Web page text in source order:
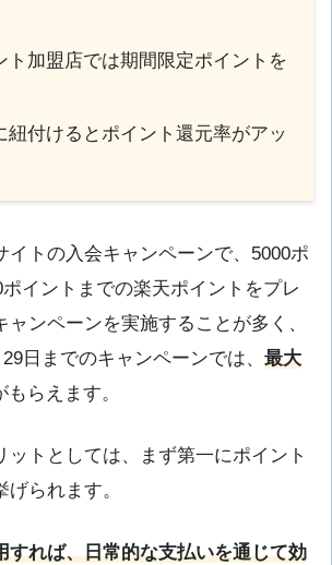
ト加盟店では期間限定ポイントを
紐付けるとポイント還元率がアッ
イトの入会キャンペーンで、5000ポ
イントまでの楽天ポイントをプレ
ャンペーンを実施することが多く、
日までのキャンペーンでは、 最大
もらえます。
ットとしては、まず第一にポイント
られます。
すれば、日常的な支払いを通じて効